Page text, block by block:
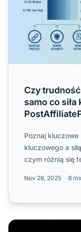
Czy
samo co siła
Poznaj kluczowe
kluczowego a
czym różnią się
Nov 28, 2025 8
Jakich słów